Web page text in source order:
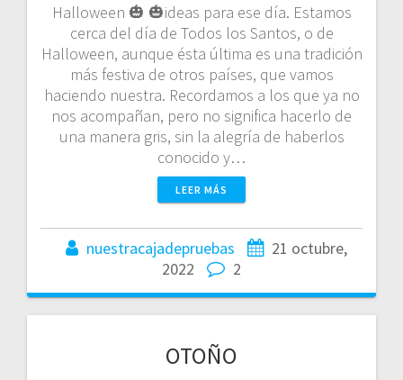
Halloween 🎃 🎃ideas para ese día. Estamos
cerca del día de Todos los Santos, o de
Halloween, aunque ésta última es una tradición
más festiva de otros países, que vamos
haciendo nuestra. Recordamos a los que ya no
nos acompañan, pero no significa hacerlo de
una manera gris, sin la alegría de haberlos
conocido y…
LEER MÁS
nuestracajadepruebas
21 octubre,
2022
2
OTOÑO